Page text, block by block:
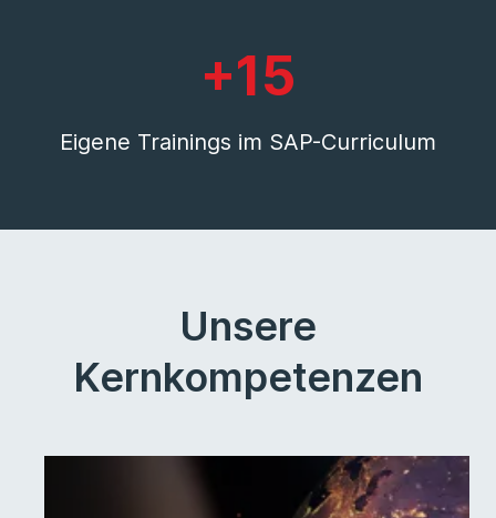
+15
Eigene Trainings im SAP-Curriculum
Unsere
Kernkompetenzen